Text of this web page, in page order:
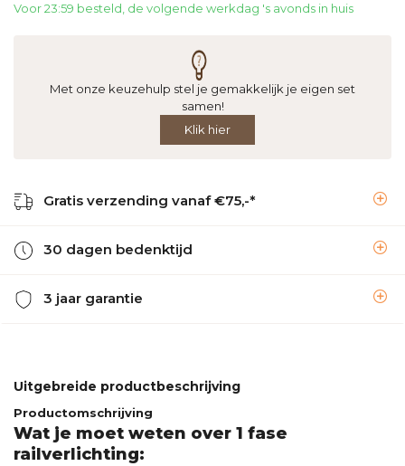
Voor 23:59 besteld, de volgende werkdag 's avonds in huis
Met onze keuzehulp stel je gemakkelijk je eigen set
samen!
Klik hier
Gratis verzending vanaf €75,-*
30 dagen bedenktijd
3 jaar garantie
Uitgebreide productbeschrijving
Productomschrijving
Wat je moet weten over 1 fase
railverlichting: